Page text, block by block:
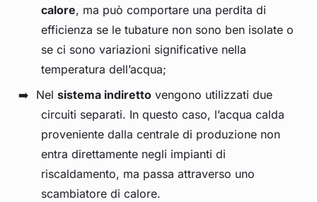
calore, ma può comportare una perdita di
efficienza se le tubature non sono ben isolate o
se ci sono variazioni significative nella
temperatura dell’acqua;
Nel sistema indiretto vengono utilizzati due
circuiti separati. In questo caso, l’acqua calda
proveniente dalla centrale di produzione non
entra direttamente negli impianti di
riscaldamento, ma passa attraverso uno
scambiatore di calore.